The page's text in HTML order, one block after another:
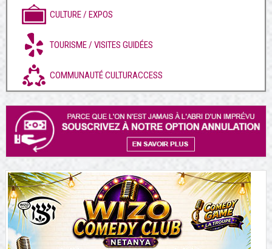
CULTURE / EXPOS
TOURISME / VISITES GUIDÉES
COMMUNAUTÉ CULTURACCESS